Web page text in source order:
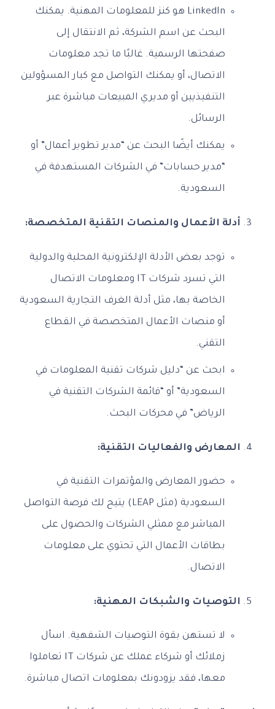
LinkedIn هو كنز للمعلومات المهنية. يمكنك
البحث عن اسم الشركة، ثم الانتقال إلى
صفحتها الرسمية. غالبًا ما تجد معلومات
الاتصال، أو يمكنك التواصل مع كبار المسؤولين
التنفيذيين أو مديري المبيعات مباشرة عبر
الرسائل.
يمكنك أيضًا البحث عن “مدير تطوير أعمال” أو
“مدير حسابات” في الشركات المستهدفة في
السعودية.
أدلة الأعمال والمنصات التقنية المتخصصة:
توجد بعض الأدلة الإلكترونية المحلية والدولية
التي تسرد شركات IT ومعلومات الاتصال
الخاصة بها، مثل أدلة الغرف التجارية السعودية
أو منصات الأعمال المتخصصة في القطاع
التقني.
ابحث عن “دليل شركات تقنية المعلومات في
السعودية” أو “قائمة الشركات التقنية في
الرياض” في محركات البحث.
المعارض والفعاليات التقنية:
حضور المعارض والمؤتمرات التقنية في
السعودية (مثل LEAP) يتيح لك فرصة التواصل
المباشر مع ممثلي الشركات والحصول على
بطاقات الأعمال التي تحتوي على معلومات
الاتصال.
التوصيات والشبكات المهنية:
لا تستهن بقوة التوصيات الشفهية. اسأل
زملائك أو شركاء عملك عن شركات IT تعاملوا
معها، فقد يزودونك بمعلومات اتصال مباشرة.